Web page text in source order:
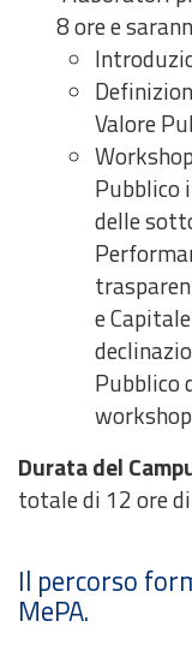
8 ore e
Valore
Pubblico
delle
e
Pubblico
Durata del
totale di 12 ore
Il percorso
MePA.